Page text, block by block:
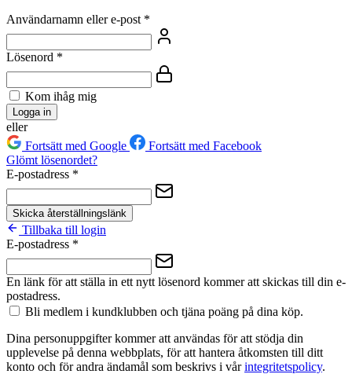
Användarnamn eller e-post *
Lösenord *
Kom ihåg mig
Logga in
eller
Fortsätt med Google
Fortsätt med Facebook
Glömt lösenordet?
E-postadress *
Skicka återställningslänk
Tillbaka till login
E-postadress *
En länk för att ställa in ett nytt lösenord kommer att skickas till din e-
postadress.
Bli medlem i kundklubben och tjäna poäng på dina köp.
Dina personuppgifter kommer att användas för att stödja din
upplevelse på denna webbplats, för att hantera åtkomsten till ditt
konto och för andra ändamål som beskrivs i vårintegritetspolicy.